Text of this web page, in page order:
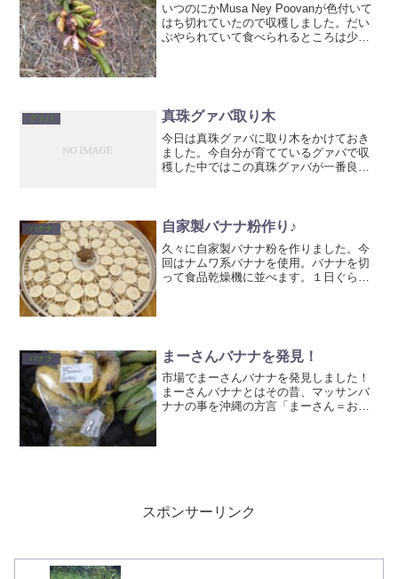
いつのにかMusa Ney Poovanが色付いて
はち切れていたので収穫しました。だい
ぶやられていて食べられるところは少な
グァバ 真珠グァバ取り木
今日は真珠グァバに取り木をかけておき
ました。今自分が育てているグァバで収
穫した中ではこの真珠グァバが一番良い
バや、帝王グァバ、レッド...
バナナ 自家製バナナ粉作り♪
久々に自家製バナナ粉を作りました。今
回はナムワ系バナナを使用。バナナを切
って食品乾燥機に並べます。１日ぐらい
バナナ まーさんバナナを発見！
市場でまーさんバナナを発見しました！
まーさんバナナとはその昔、マッサンバ
ナナの事を沖縄の方言「まーさん＝おい
スポンサーリンク